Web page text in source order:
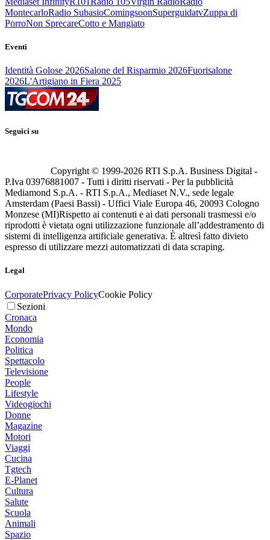
MontecarloRadio SubasioComingsoonSuperguidatvZuppa di
PorroNon SprecareCotto e Mangiato
Eventi
Identità Golose 2026Salone del Risparmio 2026Fuorisalone
2026L'Artigiano in Fiera 2025
Seguici su
Copyright © 1999-2026 RTI S.p.A. Business Digital -
P.Iva 03976881007 - Tutti i diritti riservati - Per la pubblicità
Mediamond S.p.A. - RTI S.p.A., Mediaset N.V., sede legale
Amsterdam (Paesi Bassi) - Uffici Viale Europa 46, 20093 Cologno
Monzese (MI)Rispetto ai contenuti e ai dati personali trasmessi e/o
riprodotti è vietata ogni utilizzazione funzionale all’addestramento di
sistemi di intelligenza artificiale generativa. È altresì fatto divieto
espresso di utilizzare mezzi automatizzati di data scraping.
Legal
CorporatePrivacy PolicyCookie Policy
Sezioni
Cronaca
Mondo
Economia
Politica
Spettacolo
Televisione
People
Lifestyle
Videogiochi
Donne
Magazine
Motori
Viaggi
Cucina
Tgtech
E-Planet
Cultura
Salute
Scuola
Animali
Spazio